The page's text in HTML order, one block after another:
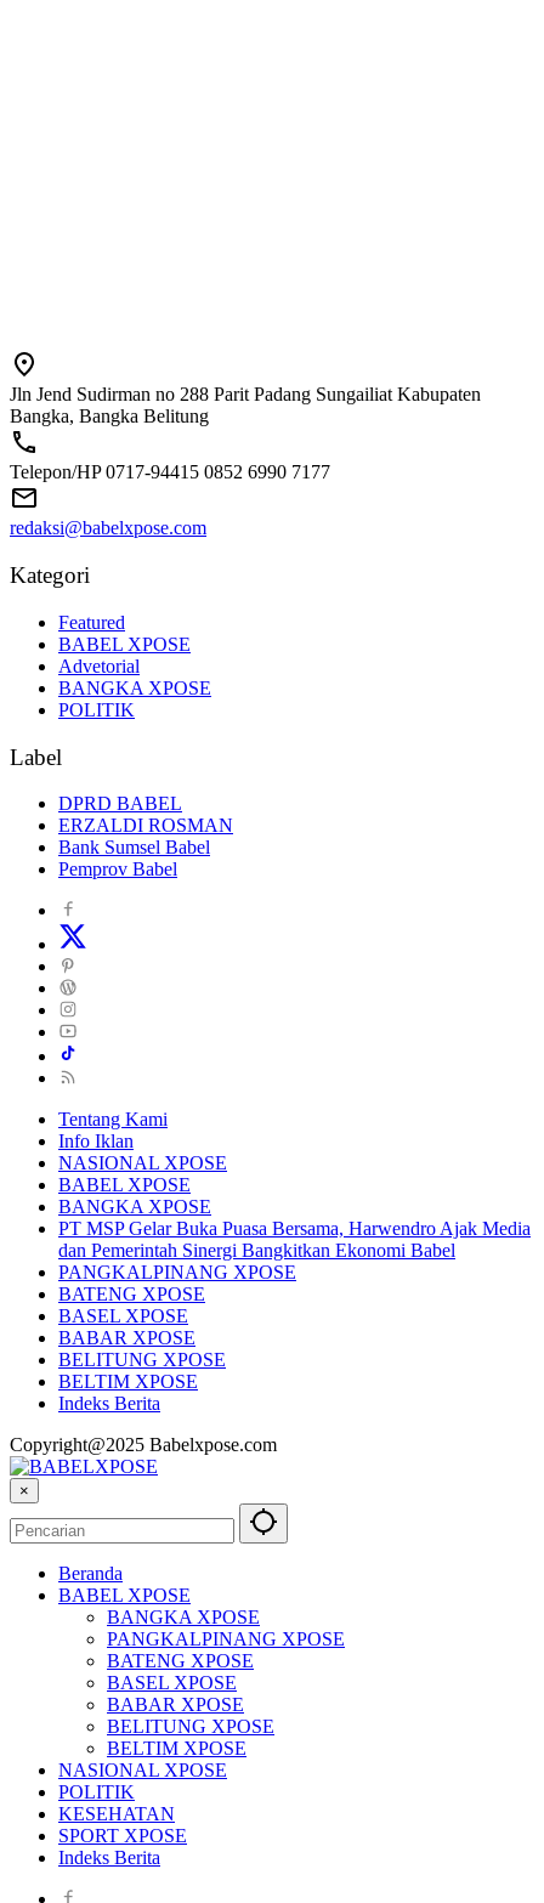
Jln Jend Sudirman no 288 Parit Padang Sungailiat Kabupaten
Bangka, Bangka Belitung
Telepon/HP 0717-94415 0852 6990 7177
redaksi@babelxpose.com
Kategori
Featured
BABEL XPOSE
Advetorial
BANGKA XPOSE
POLITIK
Label
DPRD BABEL
ERZALDI ROSMAN
Bank Sumsel Babel
Pemprov Babel
Tentang Kami
Info Iklan
NASIONAL XPOSE
BABEL XPOSE
BANGKA XPOSE
PT MSP Gelar Buka Puasa Bersama, Harwendro Ajak Media
dan Pemerintah Sinergi Bangkitkan Ekonomi Babel
PANGKALPINANG XPOSE
BATENG XPOSE
BASEL XPOSE
BABAR XPOSE
BELITUNG XPOSE
BELTIM XPOSE
Indeks Berita
Copyright@2025 Babelxpose.com
×
Beranda
BABEL XPOSE
BANGKA XPOSE
PANGKALPINANG XPOSE
BATENG XPOSE
BASEL XPOSE
BABAR XPOSE
BELITUNG XPOSE
BELTIM XPOSE
NASIONAL XPOSE
POLITIK
KESEHATAN
SPORT XPOSE
Indeks Berita